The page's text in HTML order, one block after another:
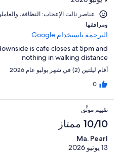
تقييمات
النزلاء
ومرافقها⁩
الترجمة باستخدام Google
is cafe closes at 5pm and
nothing in walking distance
أقام ليلتين (2) في شهر يوليو عام 2026
0
تقييم موثَّق
10/10 ممتاز
Ma. Pearl
13 يونيو 2026